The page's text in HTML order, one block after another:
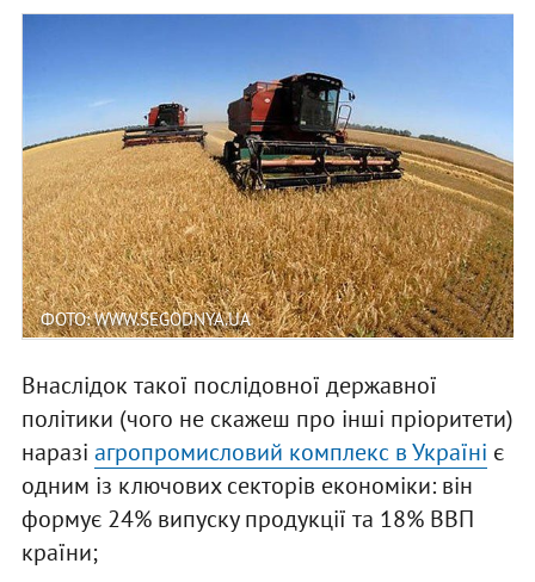
ФОТО: WWW.SEGODNYA.UA
Внаслідок такої послідовної державної
політики (чого не скажеш про інші пріоритети)
наразі агропромисловий комплекс в Україні є
одним із ключових секторів економіки: він
формує 24% випуску продукції та 18% ВВП
країни;